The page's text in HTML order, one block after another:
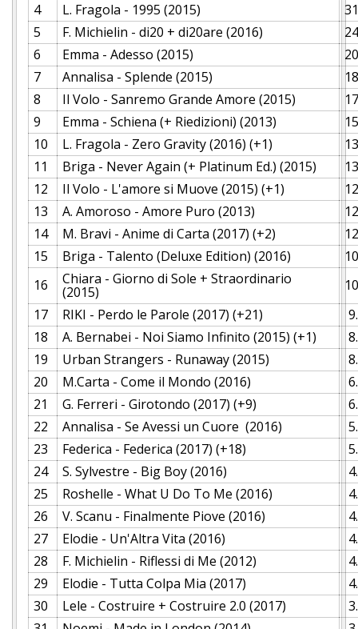
4
L. Fragola - 1995 (2015)
5
F. Michielin - di20 + di20are (2016)
6
Emma - Adesso (2015)
7
Annalisa - Splende (2015)
8
Il Volo - Sanremo Grande Amore (2015)
9
Emma - Schiena (+ Riedizioni) (2013)
10
L. Fragola - Zero Gravity (2016) (+1)
11
Briga - Never Again (+ Platinum Ed.) (2015)
12
Il Volo - L'amore si Muove (2015) (+1)
13
A. Amoroso - Amore Puro (2013)
14
M. Bravi - Anime di Carta (2017) (+2)
15
Briga - Talento (Deluxe Edition) (2016)
16
Chiara - Giorno di Sole + Straordinario
(2015)
17
RIKI - Perdo le Parole (2017) (+21)
18
A. Bernabei - Noi Siamo Infinito (2015) (+1)
19
Urban Strangers - Runaway (2015)
20
M.Carta - Come il Mondo (2016)
21
G. Ferreri - Girotondo (2017) (+9)
22
Annalisa - Se Avessi un Cuore (2016)
23
Federica - Federica (2017) (+18)
24
S. Sylvestre - Big Boy (2016)
25
Roshelle - What U Do To Me (2016)
26
V. Scanu - Finalmente Piove (2016)
27
Elodie - Un'Altra Vita (2016)
28
F. Michielin - Riflessi di Me (2012)
29
Elodie - Tutta Colpa Mia (2017)
30
Lele - Costruire + Costruire 2.0 (2017)